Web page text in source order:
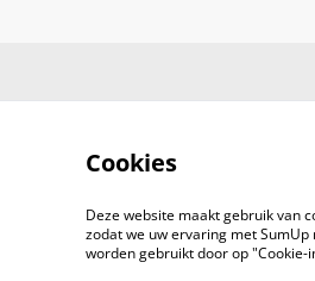
©2026Brandsma Toys
Cookies
Deze website maakt gebruik van
zodat we uw ervaring met
worden gebruikt door op "Cookie-